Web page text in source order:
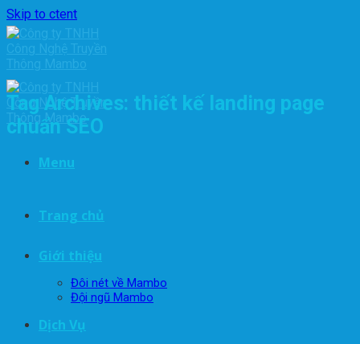
Skip to ctent
Menu
Trang chủ
Giới thiệu
Đôi nét về Mambo
Đội ngũ Mambo
Dịch Vụ
Tag Archives: thiết kế landing page
chuẩn SEO